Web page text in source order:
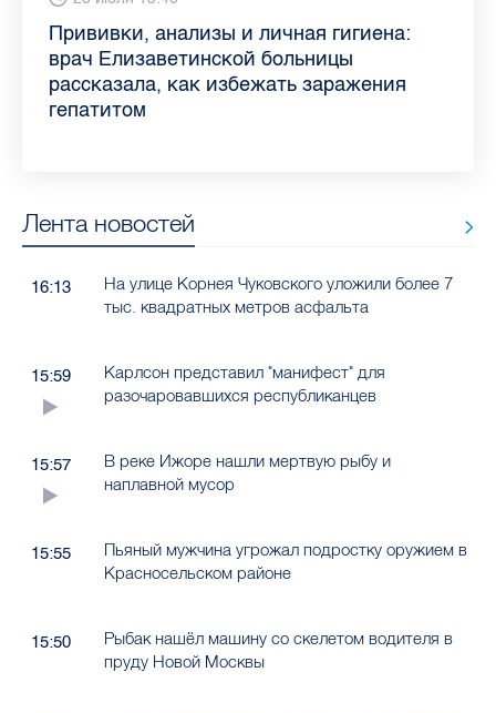
Piter.TV находится в ТОП-10 рейтинга
самых цитируемых СМИ Петербурга и
Ленобласти во II квартале 2026 года
Прививки, анализы и личная гигиена:
врач Елизаветинской больницы
рассказала, как избежать заражения
гепатитом
Как обезопасить ребенка летом: советы
педиатра для родителей
Проходные баллы в вузах СПб — 2026:
где самый высокий и самый низкий
конкурс
Врач назвала неожиданные причины
воспаления ахиллова сухожилия летом
Декрет без потери дохода: эксперт
рассказала о возможностях для
работающих родителей
Что такое рассеянный склероз: невролог
Елизаветинской больницы ответила на
главные вопросы о заболевании
Бамбл с вишней и лимонад с имбирем:
какие напитки можно приготовить дома
в жару
Лента новостей
16:13
На улице Корнея Чуковского уложили более 7
тыс. квадратных метров асфальта
15:59
Карлсон представил "манифест" для
разочаровавшихся республиканцев
15:57
В реке Ижоре нашли мертвую рыбу и
наплавной мусор
15:55
Пьяный мужчина угрожал подростку оружием в
Красносельском районе
15:50
Рыбак нашёл машину со скелетом водителя в
пруду Новой Москвы